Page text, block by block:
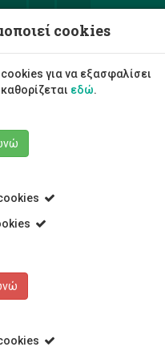
Οικονομικών
cookies
για να εξασφαλίσει
εδώ.